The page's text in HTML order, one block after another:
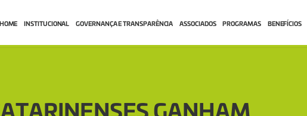
HOME INSTITUCIONAL GOVERNANÇA E TRANSPARÊNCIA ASSOCIADOS PROGRAMAS BENEFÍCIOS
GANHAM